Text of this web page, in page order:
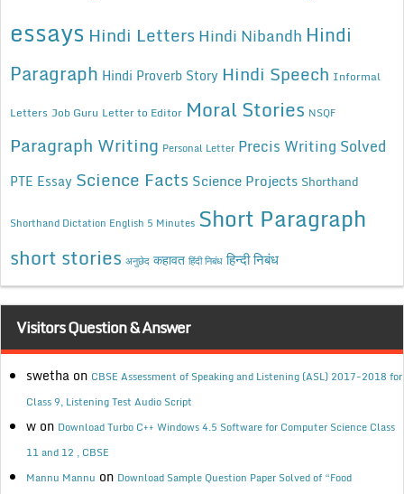
essays Hindi Letters Hindi Nibandh Hindi
Paragraph Hindi Proverb Story Hindi Speech Informal
Letters Job Guru Letter to Editor Moral Stories NSQF
Paragraph Writing Personal Letter Precis Writing Solved
PTE Essay Science Facts Science Projects Shorthand
Shorthand Dictation English 5 Minutes Short Paragraph
short stories अनुछेद कहावत हिंदी निबंध हिन्दी निबंध
Visitors Question & Answer
swetha on CBSE Assessment of Speaking and Listening (ASL) 2017-2018 for
Class 9, Listening Test Audio Script
w on Download Turbo C++ Windows 4.5 Software for Computer Science Class
11 and 12 , CBSE
Mannu Mannu on Download Sample Question Paper Solved of “Food